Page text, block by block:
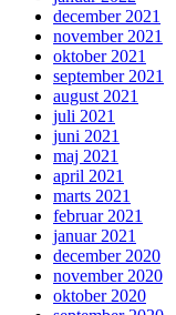
december 2021
november 2021
oktober 2021
september 2021
august 2021
juli 2021
juni 2021
maj 2021
april 2021
marts 2021
februar 2021
januar 2021
december 2020
november 2020
oktober 2020